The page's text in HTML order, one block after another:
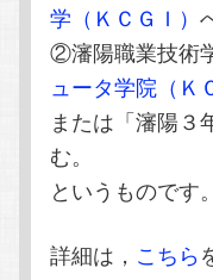
移動
学（ＫＣＧＩ）
②瀋陽職業技術
ュータ学院（Ｋ
または「瀋陽３
む。
というものです。
詳細は， こちら